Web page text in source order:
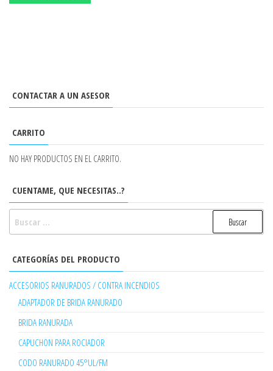
CONTACTAR A UN ASESOR
CARRITO
NO HAY PRODUCTOS EN EL CARRITO.
CUENTAME, QUE NECESITAS..?
CATEGORÍAS DEL PRODUCTO
ACCESORIOS RANURADOS / CONTRA INCENDIOS
ADAPTADOR DE BRIDA RANURADO
BRIDA RANURADA
CAPUCHON PARA ROCIADOR
CODO RANURADO 45°UL/FM